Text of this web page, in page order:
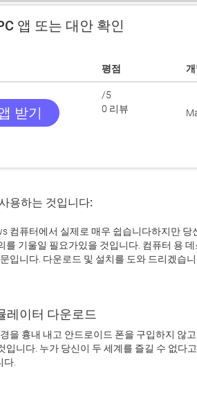
앱 또는 대안 확인
평점
받기
/5
0 리뷰
용하는 것입니다:
컴퓨터에서 실제로 매우 쉽습니다하지만 당
기울일 필요가있을 것입니다. 컴퓨터 용
입니다. 다운로드 및 설치를 도와 드리겠습
레이터 다운로드
을 흉내 내고 안드로이드 폰을 구입하지 않
니다. 누가 당신이 두 세계를 즐길 수 없다